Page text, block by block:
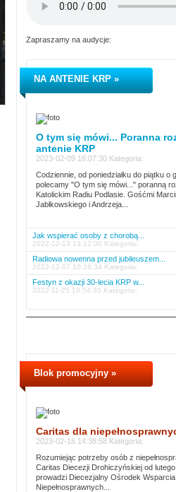
Zapraszamy na audycje:
NA ANTENIE KRP »
O tym się mówi... Poranna
antenie KRP
2023-02-09 16:07:30 Kategoria:
Codziennie, od poniedziałku do piątku o
polecamy "O tym się mówi..." poranną
Katolickim Radiu Podlasie. Gośćmi
Jabłkowskiego i Andrzeja...
Jak wspierać osoby z chorobą...
2022-12-13 13:12:00 Kategoria:
Radiowa nowenna przed jubileuszem...
2022-12-07 10:16:34 Kategoria:
Festyn z okazji 30-lecia KRP w...
2022-11-25 10:54:35 Kategoria:
Blok promocyjny »
Caritas dla
2023-02-16 14:38:58 Kategoria:
Rozumiejąc potrzeby osób z
Caritas Diecezji Drohiczyńskiej od lutego
prowadzi Diecezjalny Ośrodek
Niepełnosprawnych...